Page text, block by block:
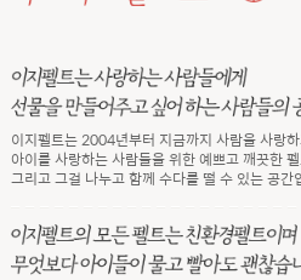
이지펠트는 2004년부터 지금까지 사람을 사랑
아이를 사랑하는 사람들을 위한 예쁘고 깨끗한
그리고 그걸 나누고 함께 수다를 떨 수 있는 공간